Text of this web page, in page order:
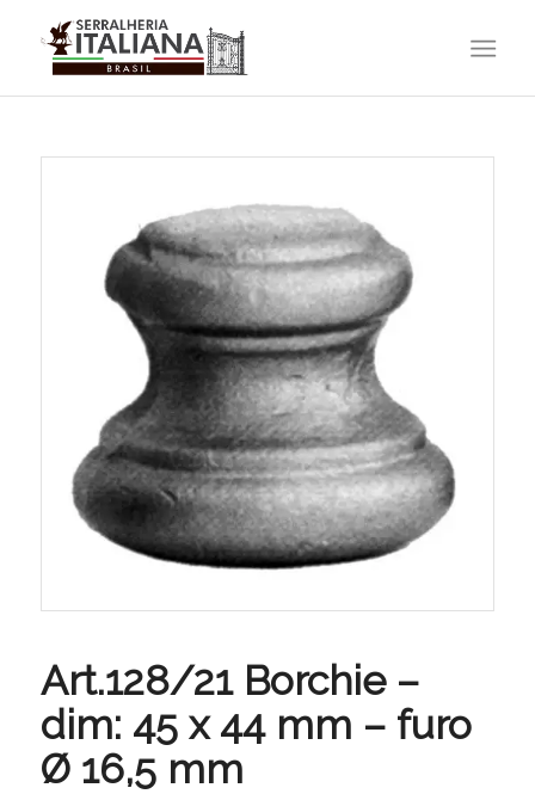
Art.128/21 Borchie –
dim: 45 x 44 mm – furo
Ø 16,5 mm